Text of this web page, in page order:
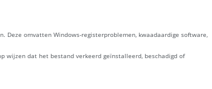
omvatten Windows-registerproblemen, kwaadaardige software,
wijzen dat het bestand verkeerd geïnstalleerd, beschadigd of